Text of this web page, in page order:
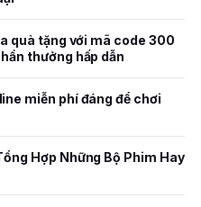
quà tặng với mã code 300
thưởng hấp dẫn
miễn phí đáng để chơi
Hợp Những Bộ Phim Hay